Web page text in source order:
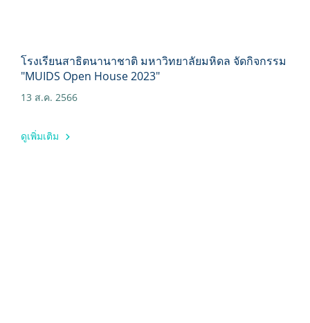
โรงเรียนสาธิตนานาชาติ มหาวิทยาลัยมหิดล จัดกิจกรรม
"MUIDS Open House 2023"
13 ส.ค. 2566
ดูเพิ่มเติม